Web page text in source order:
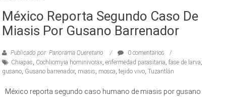
México Reporta Segundo Caso De
Miasis Por Gusano Barrenador
Publicado por: Panorama Queretano
0 comentarios
Chiapas Cochliomyia hominivorax ,enfermedad parasitaria ,fase de larva
gusano Gusano barrenador, miasis mosca ,tejido vivo ,Tuzantlán
México reporta segundo caso humano de miasis por gusano